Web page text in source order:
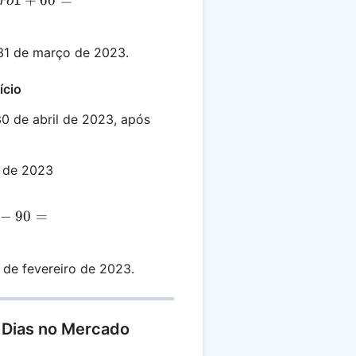
de março de 2023.
de abril de 2023, após
2023
− 90 =
fevereiro de 2023.
no Mercado